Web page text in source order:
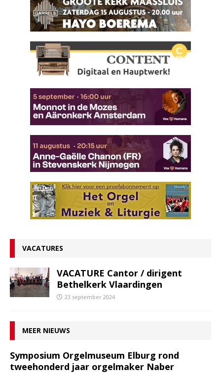
VACATURES
VACATURE Cantor / dirigent
Bethelkerk Vlaardingen
23 september 2024
MEER NIEUWS
Symposium Orgelmuseum Elburg rond
tweehonderd jaar orgelmaker Naber